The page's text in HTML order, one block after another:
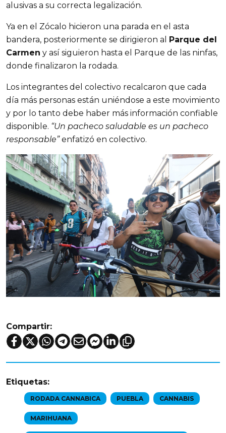
alusivas a su correcta legalización.
Ya en el Zócalo hicieron una parada en el asta
bandera, posteriormente se dirigieron al Parque del
Carmen y así siguieron hasta el Parque de las ninfas,
donde finalizaron la rodada.
Los integrantes del colectivo recalcaron que cada
día más personas están uniéndose a este movimiento
y por lo tanto debe haber más información confiable
disponible. “Un pacheco saludable es un pacheco
responsable”enfatizó en colectivo.
Compartir:
Etiquetas:
RODADA CANNABICA PUEBLA CANNABIS
MARIHUANA